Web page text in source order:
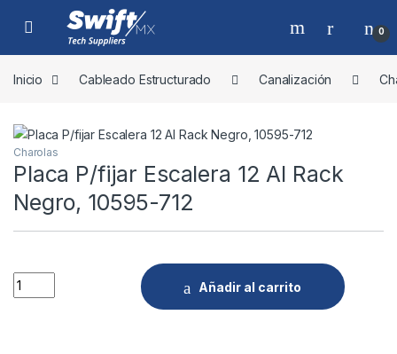
Skip to navigation
Skip to content
0
Inicio Cableado Estructurado Canalización
Charolas
Placa P/fijar Escalera 12 Al Rack
Negro, 10595-712
Quantity
Añadir al carrito